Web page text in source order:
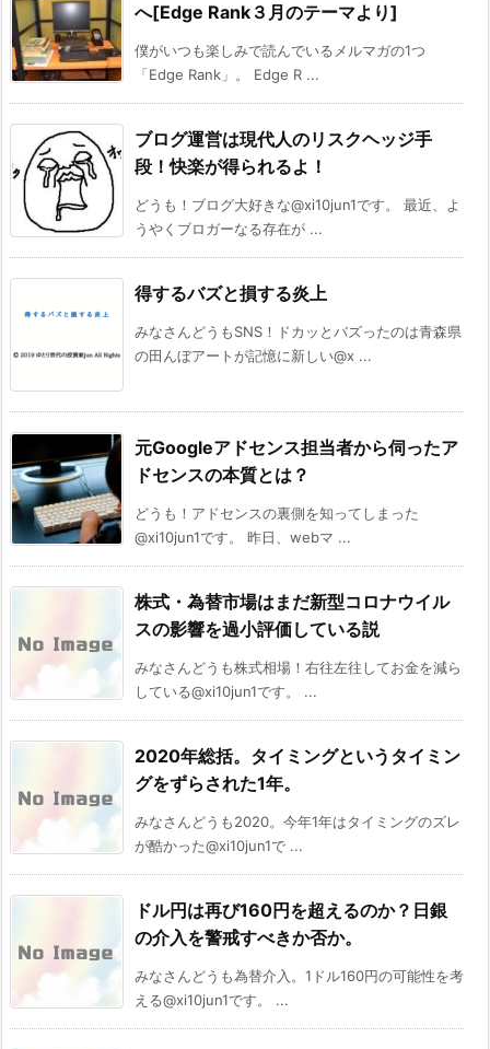
へ[Edge Rank３月のテーマより]
僕がいつも楽しみで読んでいるメルマガの1つ
「Edge Rank」。 Edge R ...
ブログ運営は現代人のリスクヘッジ手
段！快楽が得られるよ！
どうも！ブログ大好きな@xi10jun1です。 最近、よ
うやくブロガーなる存在が ...
得するバズと損する炎上
みなさんどうもSNS！ドカッとバズったのは青森県
の田んぼアートが記憶に新しい@x ...
元Googleアドセンス担当者から伺ったア
ドセンスの本質とは？
どうも！アドセンスの裏側を知ってしまった
@xi10jun1です。 昨日、webマ ...
株式・為替市場はまだ新型コロナウイル
スの影響を過小評価している説
みなさんどうも株式相場！右往左往してお金を減ら
している@xi10jun1です。 ...
2020年総括。タイミングというタイミン
グをずらされた1年。
みなさんどうも2020。今年1年はタイミングのズレ
が酷かった@xi10jun1で ...
ドル円は再び160円を超えるのか？日銀
の介入を警戒すべきか否か。
みなさんどうも為替介入。1ドル160円の可能性を考
える@xi10jun1です。 ...